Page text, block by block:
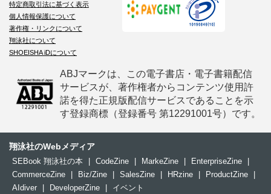
特定商取引法に基づく表示
個人情報保護について
著作権・リンクについて
翔泳社について
SHOEISHA iDについて
ABJマークは、この電子書店・電子書籍配信
サービスが、著作権者からコンテンツ使用許
諾を得た正規版配信サービスであることを示
す登録商標（登録番号 第12291001号）です。
翔泳社のWebメディア
SEBook 翔泳社の本 CodeZine MarkeZine EnterpriseZine
CommerceZine
Biz/Zine SalesZine HRzine ProductZine
AIdiver
DeveloperZine イベント